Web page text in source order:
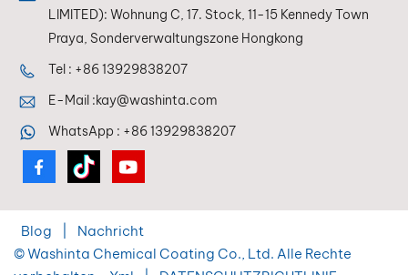
LIMITED): Wohnung C, 17. Stock, 11-15 Kennedy Town
Praya, Sonderverwaltungszone Hongkong
Tel : +86 13929838207
E-Mail :kay@washinta.com
WhatsApp : +86 13929838207
Blog
Nachricht
© Washinta Chemical Coating Co., Ltd. Alle Rechte